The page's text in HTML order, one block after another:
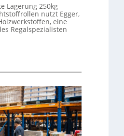
Lagerung 250kg
nutzt Egger,
eine
Regalspezialisten